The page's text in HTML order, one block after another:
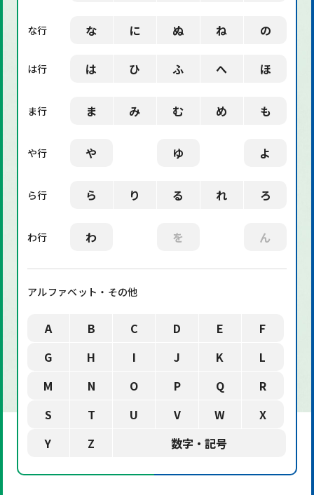
な行 な に ぬ ね の
は行 は ひ ふ へ ほ
ま行 ま み む め も
や行 や ゆ よ
ら行 ら り る れ ろ
わ行 わ を ん
アルファベット・その他
A B C D E
F
G
H I J K
L
M
N O P Q
R
S
T U V W
X
Y
Z 数字・記号